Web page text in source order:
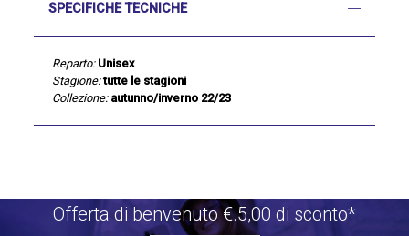
SPECIFICHE TECNICHE
Reparto: Unisex
Stagione: tutte le stagioni
Collezione: autunno/inverno 22/23
Offerta di benvenuto €.5,00 di sconto*